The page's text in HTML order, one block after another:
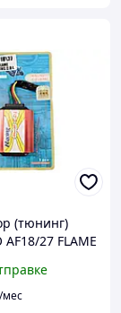
(тюнинг)
27 FLAME
/мес